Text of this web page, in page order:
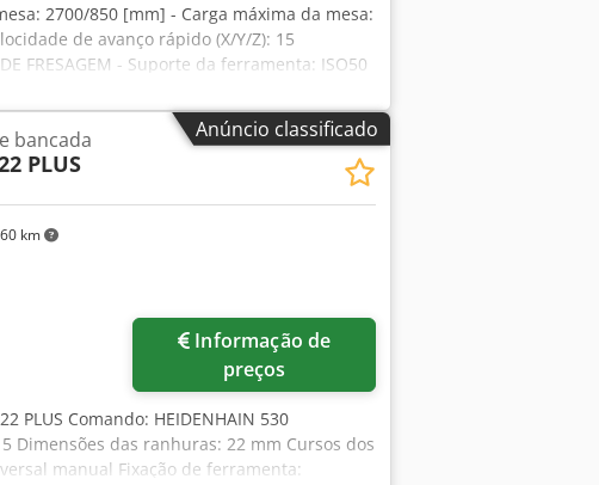
2700/850 [mm] - Carga máxima da mesa:
de avanço rápido (X/Y/Z): 15
FRESAGEM - Suporte da ferramenta: ISO50
TROCADOR DE FERRAMENTAS - Tipo de
Número de ferramentas no armazém: 24
Altura da máquina: 2870 [mm] - Peso da
400 [V] - Potência total: 38 [kW]
[h] - Horas de operação: 7902 [h] - Horas
Heidenhain iTNC530 Interface:
de refrigeração * com bomba de alta
(AIR) - Transportador de cavacos
Anúncio classificado
km
bancada
PLUS
preços
PLUS Comando: HEIDENHAIN 530
Dimensões das ranhuras: 22 mm Cursos dos
manual Fixação de ferramenta: